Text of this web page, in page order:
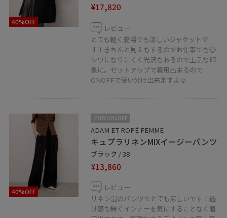
是非店頭でご試着されてみて下さいね☺︎
アダムエロペ長崎 小川
◾️お気に入り機能
♡ボタンを押してお気に入りお気に入りしていただく
と、気になったコーディネートや商品がチェックしやす
くなります。 スタッフのフォローも合わせてご利用くだ
さい！
アミュプラザ長崎店では通販も承っております。
40%OFF
¥17,820
レビュー
とても軽く夏場でも涼しいジャケットで
す！きちんと見えもするのでお仕事でも◎
シワになりにくく光沢もあるので上品な印
象に。セットアップで着用出来るので
ONOFFで使い分け出来ますよ☺︎
40%OFF
2BUY10%OFF
ADAM ET ROPÉ FEMME
キュプラリネンMIXイージーパンツ
ブラック / 38
¥13,860
レビュー
リネン混のパンツでとても涼しいです！透
け感も無くインナーを気にすることなく着